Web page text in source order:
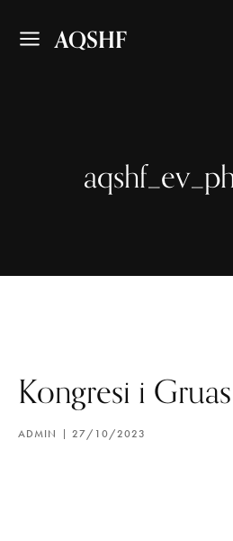
AQSHF
Kongresi i Gruas
ADMIN 27/10/2023